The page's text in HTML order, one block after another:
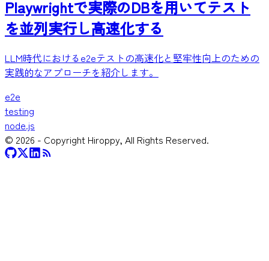
Playwrightで実際のDBを用いてテスト
を並列実行し高速化する
LLM時代におけるe2eテストの高速化と堅牢性向上のための
実践的なアプローチを紹介します。
e2e
testing
node.js
© 2026 - Copyright Hiroppy, All Rights Reserved.